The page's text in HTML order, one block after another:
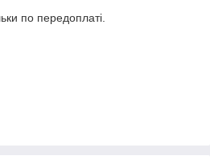
по передоплаті.